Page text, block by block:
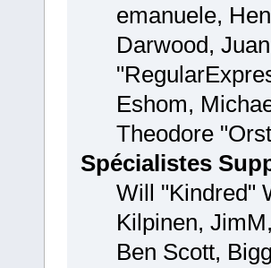
emanuele,
Darwood,
Eshom,
Theodore
Spécialistes
Will "Kindred"
Kilpinen,
Ben Scott,